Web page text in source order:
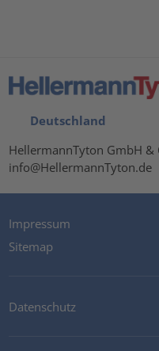
Deutschland
HellermannTyton GmbH
info@HellermannTyton.de
Impressum
Sitemap
Datenschutz